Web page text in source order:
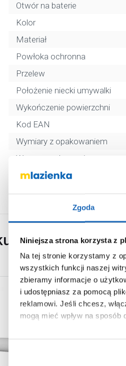
Zgoda
Niniejsza strona korzysta z
Na tej stronie korzystamy z
wszystkich funkcji naszej
zbieramy informacje o
i udostępniasz za pomocą
reklamowi. Jeśli chcesz,
mogą mieć wpływ na
Aby uzyskać więcej
Otwór na baterie
Kolor
Materiał
Powłoka ochronna
Przelew
Położenie niecki umywalki
Wykończenie powierzchni
Kod EAN
Wymiary z opakowaniem
Waga z opakowaniem
Dane producenta